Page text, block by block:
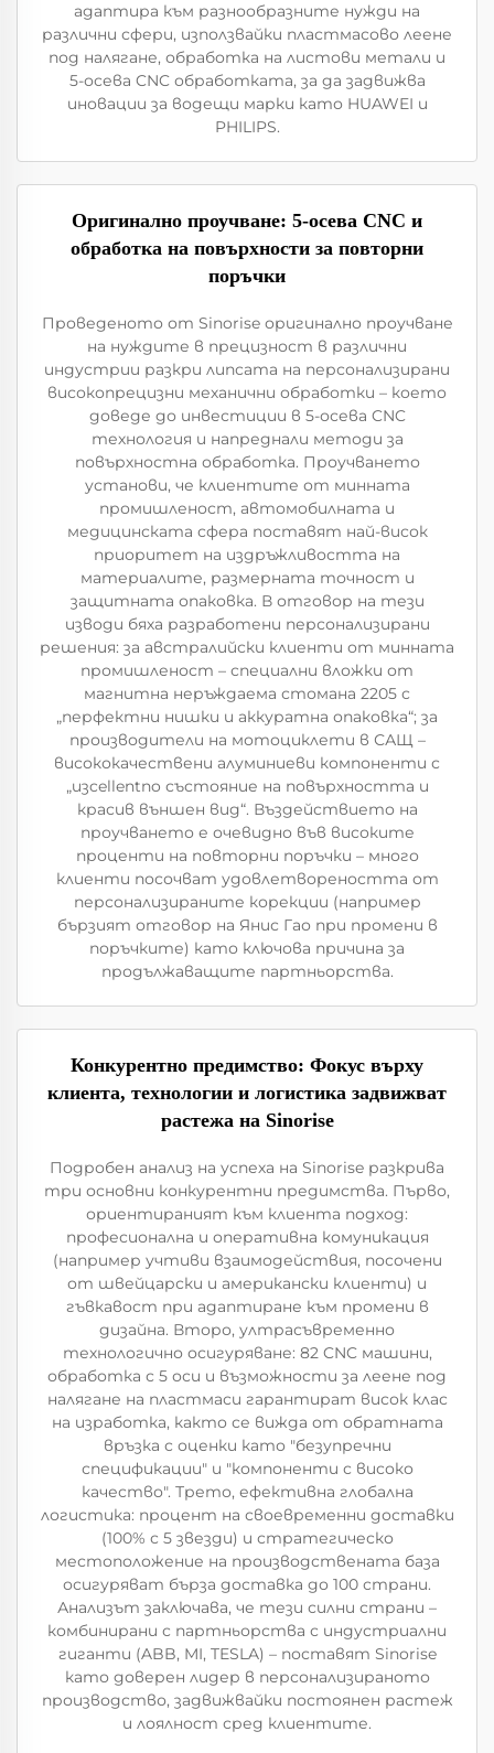
адаптира към разнообразните нужди на
различни сфери, използвайки пластмасово леене
под налягане, обработка на листови метали и
5-осева CNC обработката, за да задвижва
иновации за водещи марки като HUAWEI и
PHILIPS.
Оригинално проучване: 5-осева CNC и
обработка на повърхности за повторни
поръчки
Проведеното от Sinorise оригинално проучване
на нуждите в прецизност в различни
индустрии разкри липсата на персонализирани
високопрецизни механични обработки – което
доведе до инвестиции в 5-осева CNC
технология и напреднали методи за
повърхностна обработка. Проучването
установи, че клиентите от минната
промишленост, автомобилната и
медицинската сфера поставят най-висок
приоритет на издръжливостта на
материалите, размерната точност и
защитната опаковка. В отговор на тези
изводи бяха разработени персонализирани
решения: за австралийски клиенти от минната
промишленост – специални вложки от
магнитна неръждаема стомана 2205 с
„перфектни нишки и аккуратна опаковка“; за
производители на мотоциклети в САЩ –
висококачествени алуминиеви компоненти с
„изcellentno състояние на повърхността и
красив външен вид“. Въздействието на
проучването е очевидно във високите
проценти на повторни поръчки – много
клиенти посочват удовлетвореността от
персонализираните корекции (например
бързият отговор на Янис Гао при промени в
поръчките) като ключова причина за
продължаващите партньорства.
Конкурентно предимство: Фокус върху
клиента, технологии и логистика задвижват
растежа на Sinorise
Подробен анализ на успеха на Sinorise разкрива
три основни конкурентни предимства. Първо,
ориентираният към клиента подход:
професионална и оперативна комуникация
(например учтиви взаимодействия, посочени
от швейцарски и американски клиенти) и
гъвкавост при адаптиране към промени в
дизайна. Второ, ултрасъвременно
технологично осигуряване: 82 CNC машини,
обработка с 5 оси и възможности за леене под
налягане на пластмаси гарантират висок клас
на изработка, както се вижда от обратната
връзка с оценки като "безупречни
спецификации" и "компоненти с високо
качество". Трето, ефективна глобална
логистика: процент на своевременни доставки
(100% с 5 звезди) и стратегическо
местоположение на производствената база
осигуряват бърза доставка до 100 страни.
Анализът заключава, че тези силни страни –
комбинирани с партньорства с индустриални
гиганти (ABB, MI, TESLA) – поставят Sinorise
като доверен лидер в персонализираното
производство, задвижвайки постоянен растеж
и лоялност сред клиентите.